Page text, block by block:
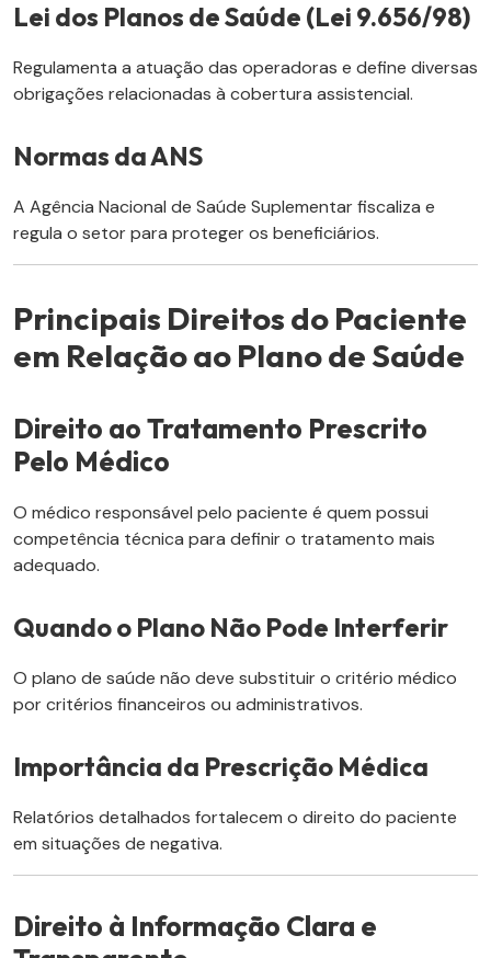
Lei dos Planos de Saúde (Lei 9.656/98)
Regulamenta a atuação das operadoras e define diversas
obrigações relacionadas à cobertura assistencial.
Normas da ANS
A Agência Nacional de Saúde Suplementar fiscaliza e
regula o setor para proteger os beneficiários.
Principais Direitos do Paciente
em Relação ao Plano de Saúde
Direito ao Tratamento Prescrito
Pelo Médico
O médico responsável pelo paciente é quem possui
competência técnica para definir o tratamento mais
adequado.
Quando o Plano Não Pode Interferir
O plano de saúde não deve substituir o critério médico
por critérios financeiros ou administrativos.
Importância da Prescrição Médica
Relatórios detalhados fortalecem o direito do paciente
em situações de negativa.
Direito à Informação Clara e